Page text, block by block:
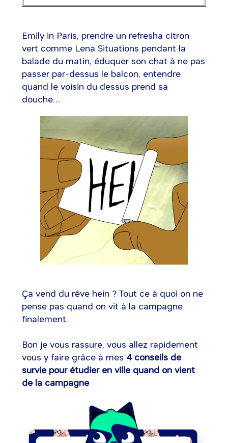
Emily in Paris, prendre un refresha citron
vert comme Lena Situations pendant la
balade du matin, éduquer son chat à ne pas
passer par-dessus le balcon, entendre
quand le voisin du dessus prend sa
douche…
Ça vend du rêve hein ? Tout ce à quoi on ne
pense pas quand on vit à la campagne
finalement.
Bon je vous rassure, vous allez rapidement
vous y faire grâce à mes 4 conseils de
survie pour étudier en ville quand on vient
de la campagne